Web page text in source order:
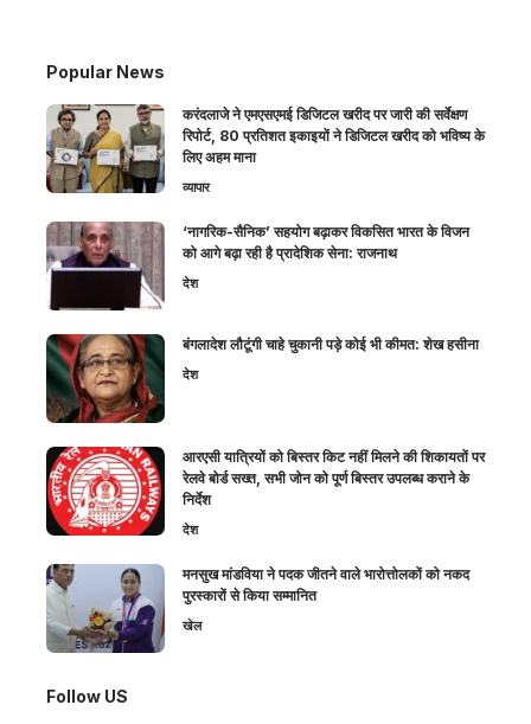
Popular News
करंदलाजे ने एमएसएमई डिजिटल खरीद पर जारी की सर्वेक्षण
रिपोर्ट, 80 प्रतिशत इकाइयों ने डिजिटल खरीद को भविष्य के
लिए अहम माना
व्यापार
‘नागरिक-सैनिक’ सहयोग बढ़ाकर विकसित भारत के विजन
को आगे बढ़ा रही है प्रादेशिक सेना: राजनाथ
देश
बंगलादेश लौटूंगी चाहे चुकानी पड़े कोई भी कीमत: शेख हसीना
देश
आरएसी यात्रियों को बिस्तर किट नहीं मिलने की शिकायतों पर
रेलवे बोर्ड सख्त, सभी जोन को पूर्ण बिस्तर उपलब्ध कराने के
निर्देश
देश
मनसुख मांडविया ने पदक जीतने वाले भारोत्तोलकों को नकद
पुरस्कारों से किया सम्मानित
खेल
Follow US